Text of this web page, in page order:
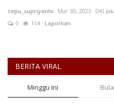
Keamanan
Cybers Event
UMKM & Ekonomi Kreatif
cepu_supriyanto Mar 30, 2023 DKI
0
114 Laporkan
BERITA VIRAL
Minggu Ini